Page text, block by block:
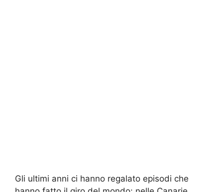
Gli ultimi anni ci hanno regalato episodi che